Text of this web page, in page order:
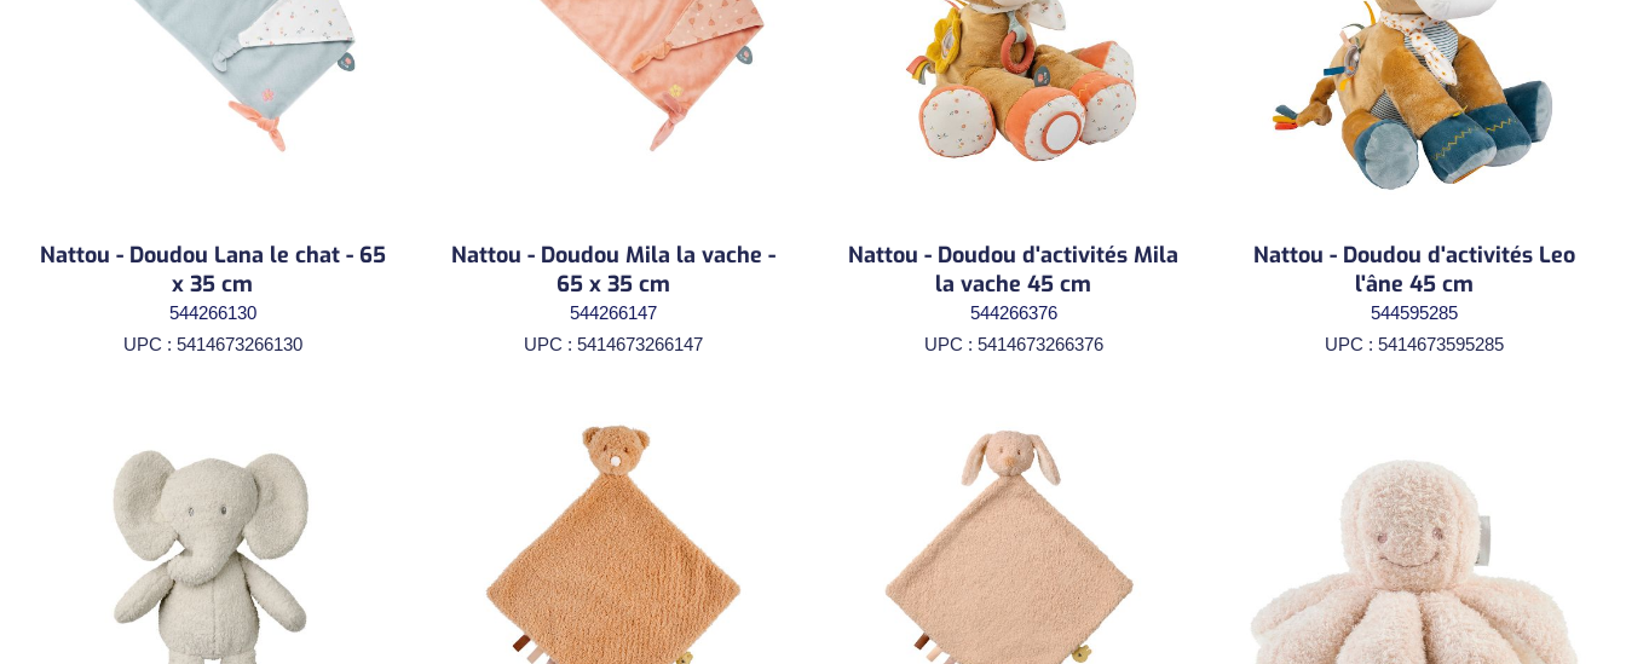
Nattou - Doudou Lana le chat - 65
x 35 cm
544266130
UPC : 5414673266130
Nattou - Doudou Mila la vache -
65 x 35 cm
544266147
UPC : 5414673266147
Nattou - Doudou d'activités Mila
la vache 45 cm
544266376
UPC : 5414673266376
Nattou - Doudou d'activités Leo
l'âne 45 cm
544595285
UPC : 5414673595285